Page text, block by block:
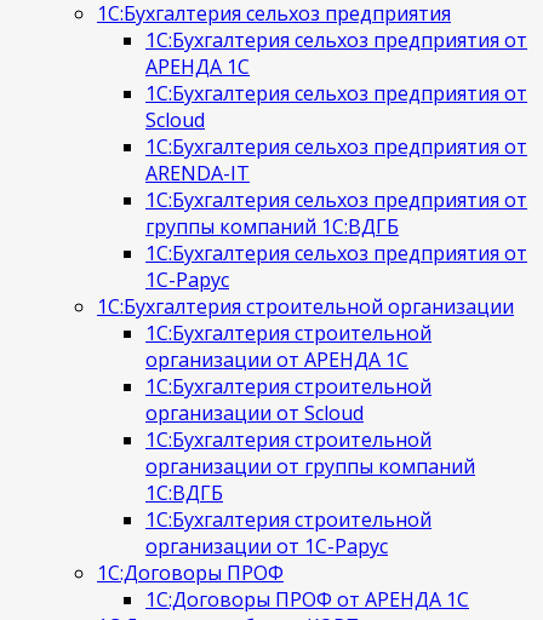
1С:Бухгалтерия сельхоз предприятия
1С:Бухгалтерия сельхоз предприятия от
АРЕНДА 1С
1С:Бухгалтерия сельхоз предприятия от
Scloud
1С:Бухгалтерия сельхоз предприятия от
ARENDA-IT
1С:Бухгалтерия сельхоз предприятия от
группы компаний 1С:ВДГБ
1С:Бухгалтерия сельхоз предприятия от
1С-Рарус
1С:Бухгалтерия строительной организации
1С:Бухгалтерия строительной
организации от АРЕНДА 1С
1С:Бухгалтерия строительной
организации от Scloud
1С:Бухгалтерия строительной
организации от группы компаний
1С:ВДГБ
1С:Бухгалтерия строительной
организации от 1С-Рарус
1С:Договоры ПРОФ
1С:Договоры ПРОФ от АРЕНДА 1С